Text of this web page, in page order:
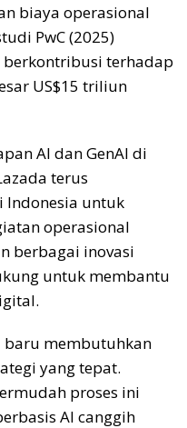
biaya operasional
PwC (2025)
berkontribusi terhadap
US$15 triliun
AI dan GenAI di
terus
Indonesia untuk
operasional
berbagai inovasi
untuk membantu
baru membutuhkan
yang tepat.
proses ini
AI canggih